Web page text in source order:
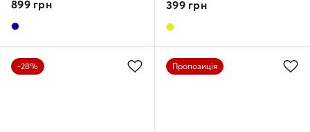
899грн 399грн
-28% Пропозиція